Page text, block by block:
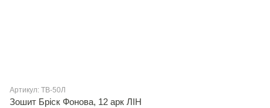
Артикул: ТВ-50Л
Зошит Брiск Фонова, 12 арк ЛІН